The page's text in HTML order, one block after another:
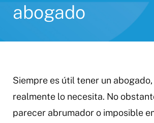
abogado
Siempre es útil tener un
realmente lo necesita. No
parecer abrumador o imposible